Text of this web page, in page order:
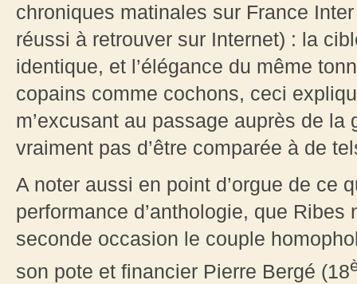
chroniques matinales sur France
réussi à retrouver sur Internet) : la
identique, et l’élégance du même
copains comme cochons, ceci
m’excusant au passage auprès de
vraiment pas d’être comparée à de
A noter aussi en point d’orgue de ce
performance d’anthologie, que
seconde occasion le couple
son pote et financier Pierre Bergé (18